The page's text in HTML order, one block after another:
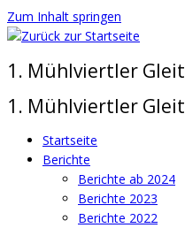
Zum Inhalt springen
1. Mühlviertler
1. Mühlviertler
Startseite
Berichte
Berichte ab 2024
Berichte 2023
Berichte 2022